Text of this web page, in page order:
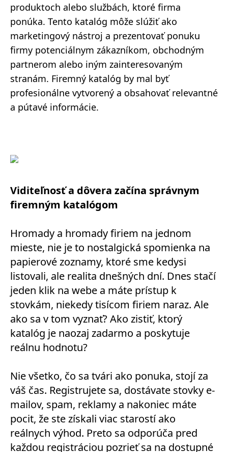
produktoch alebo službách, ktoré firma
ponúka. Tento katalóg môže slúžiť ako
marketingový nástroj a prezentovať ponuku
firmy potenciálnym zákazníkom, obchodným
partnerom alebo iným zainteresovaným
stranám. Firemný katalóg by mal byť
profesionálne vytvorený a obsahovať relevantné
a pútavé informácie.
Viditeľnosť a dôvera začína správnym
firemným katalógom
Hromady a hromady firiem na jednom
mieste, nie je to nostalgická spomienka na
papierové zoznamy, ktoré sme kedysi
listovali, ale realita dnešných dní. Dnes stačí
jeden klik na webe a máte prístup k
stovkám, niekedy tisícom firiem naraz. Ale
ako sa v tom vyznať? Ako zistiť, ktorý
katalóg je naozaj zadarmo a poskytuje
reálnu hodnotu?
Nie všetko, čo sa tvári ako ponuka, stojí za
váš čas. Registrujete sa, dostávate stovky e-
mailov, spam, reklamy a nakoniec máte
pocit, že ste získali viac starostí ako
reálnych výhod. Preto sa odporúča pred
každou registráciou pozrieť sa na dostupné